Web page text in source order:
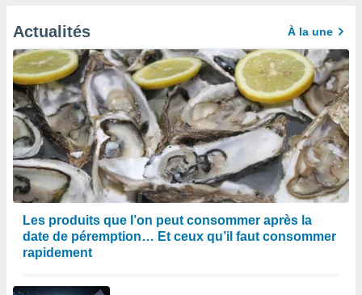
Actualités À la une
Les produits que l’on peut consommer après la
date de péremption… Et ceux qu’il faut consommer
rapidement